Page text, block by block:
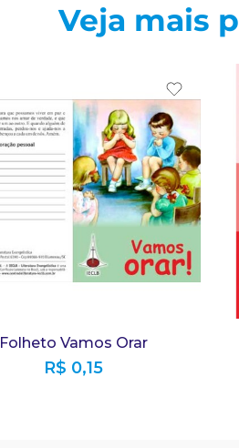
Veja mais
Folheto Vamos Orar
R$ 0,15